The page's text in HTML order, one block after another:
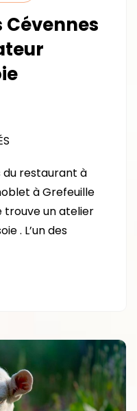
Cévennes
SOIERIES
DES
CÉVENNES
:
SOIE
du restaurant à
à Grefeuille
trouve un atelier
. L’un des